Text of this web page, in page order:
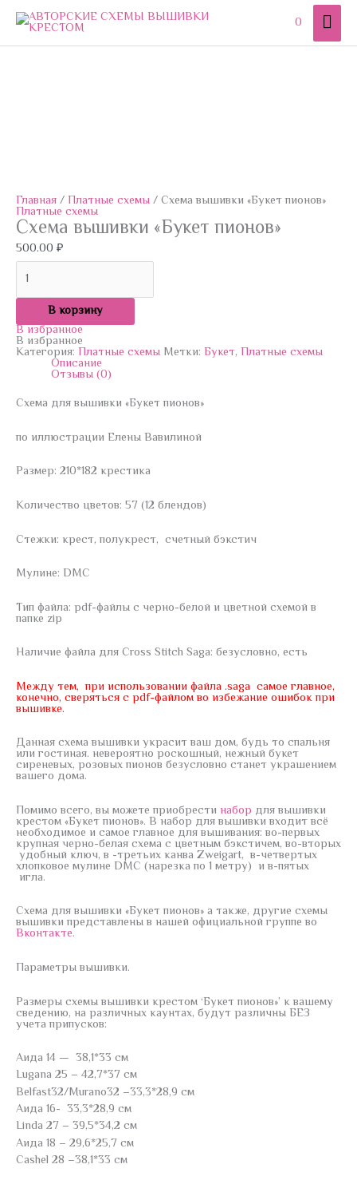
содержимому 0
Главная/Платные схемы/ Схема вышивки «Букет пионов»
Платные схемы
Схема вышивки «Букет пионов»
500.00 ₽
В корзину
В избранное
В избранное
Категория: Платные схемы Метки: Букет, Платные схемы
Описание
Отзывы (0)
Схема для вышивки «Букет пионов»
по иллюстрации Елены Вавилиной
Размер: 210*182 крестика
Количество цветов: 57 (12 блендов)
Стежки: крест, полукрест, счетный бэкстич
Мулине: DMC
Тип файла: pdf-файлы с черно-белой и цветной схемой в
папке zip
Наличие файла для Cross Stitch Saga: безусловно, есть
Между тем, при использовании файла .saga самое главное,
конечно, сверяться с pdf-файлом во избежание ошибок при
вышивке.
Данная схема вышивки украсит ваш дом, будь то спальня
или гостиная. невероятно роскошный, нежный букет
сиреневых, розовых пионов безусловно станет украшением
вашего дома.
Помимо всего, вы можете приобрести набор для вышивки
крестом «Букет пионов». В набор для вышивки входит всё
необходимое и самое главное для вышивания: во-первых
крупная черно-белая схема с цветным бэкстичем, во-вторых
удобный ключ, в -третьих канва Zweigart, в-четвертых
хлопковое мулине DMC (нарезка по 1 метру) и в-пятых
игла.
Схема для вышивки «Букет пионов» а также, другие схемы
вышивки представлены в нашей официальной группе во
Вконтакте.
Параметры вышивки.
Размеры схемы вышивки крестом ‘Букет пионов»’ к вашему
сведению, на различных каунтах, будут различны БЕЗ
учета припусков:
Аида 14 — 38,1*33 см
Lugana 25 – 42,7*37 см
Belfast32/Murano32 –33,3*28,9 см
Аида 16- 33,3*28,9 см
Linda 27 – 39,5*34,2 см
Аида 18 – 29,6*25,7 см
Cashel 28 –38,1*33 см